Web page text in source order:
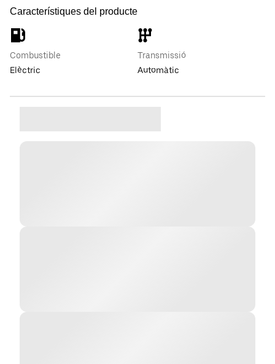
Característiques del producte
Combustible
Elèctric
Transmissió
Automàtic